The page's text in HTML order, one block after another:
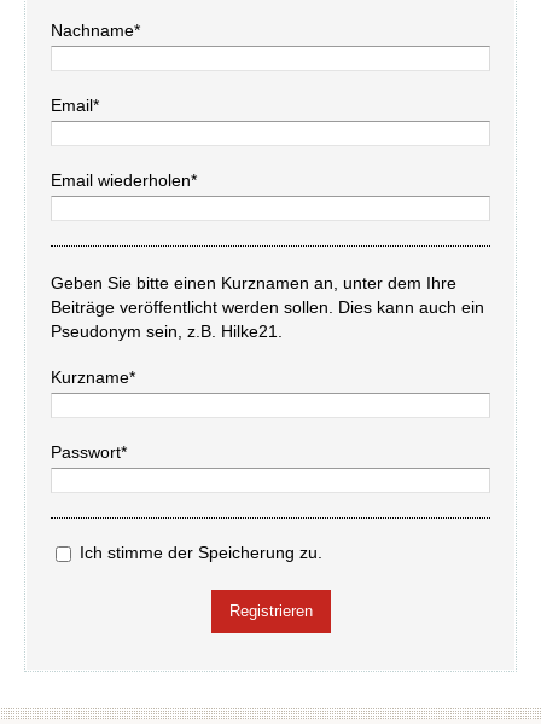
Nachname*
Email*
Email wiederholen*
Geben Sie bitte einen Kurznamen an, unter dem Ihre
Beiträge veröffentlicht werden sollen. Dies kann auch ein
Pseudonym sein, z.B. Hilke21.
Kurzname*
Passwort*
Ich stimme der Speicherung zu.